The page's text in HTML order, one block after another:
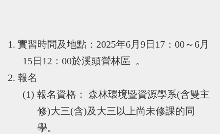
1. 實習時間及地點：2025年6月9日17：00～6月
15日12：00於溪頭營林區 。
2. 報名
(1) 報名資格： 森林環境暨資源學系(含雙主
修)大三(含)及大三以上尚未修課的同
學。